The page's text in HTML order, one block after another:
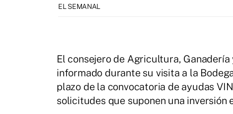
EL SEMANAL
El consejero de Agricultura,
informado durante su visita a la
plazo de la convocatoria de ayudas
solicitudes que suponen una inversión